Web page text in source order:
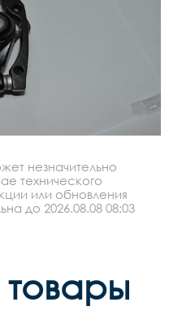
незначительно
технического
или обновления
до 2026.08.08 08:03